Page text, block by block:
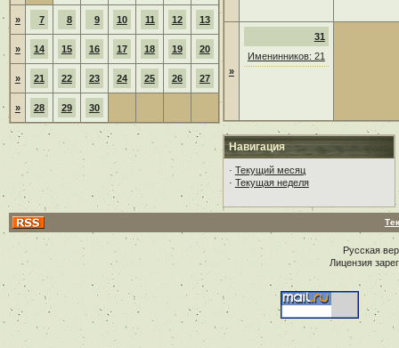
» 7 8 9 10 11 12 13
» 14 15 16 17 18 19 20
» 21 22 23 24 25 26 27
» 28 29 30
»
31
Именинников: 21
Навигация
· Текущий месяц
· Текущая неделя
Русская
Лицензия